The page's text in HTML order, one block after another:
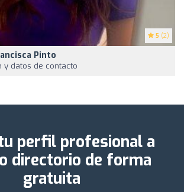
5 (2)
Pinto
y datos de contacto
perfil profesional a
directorio de forma
gratuita